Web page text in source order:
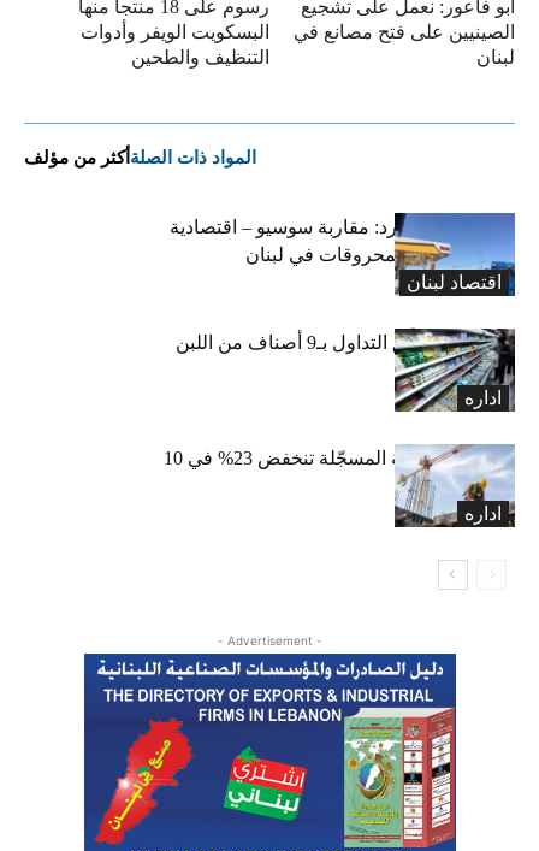
رسوم على 18 منتجا منها
البسكويت الويفر وأدوات
التنظيف والطحين
أبو فاعور: نعمل على تشجيع
الصينيين على فتح مصانع في
لبنان
المواد ذات الصلة أكثر من مؤلف
اقتصاد لبنان
التضخم المستورد: مقاربة سوسيو – اقتصادية
لارتفاع أسعار المحروقات في لبنان
اداره
«الاقتصاد» تعلّق التداول بـ9 أصناف من اللبن
واللبنة
اداره
الرخص العقارية المسجّلة تنخفض 23% في 10
أشهر
- Advertisement -